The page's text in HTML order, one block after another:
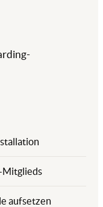
Mitglieds
aufsetzen